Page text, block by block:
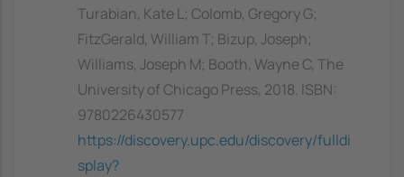
Turabian, Kate L; Colomb, Gregory G;
FitzGerald, William T; Bizup, Joseph;
Williams, Joseph M; Booth, Wayne C, The
University of Chicago Press, 2018. ISBN:
9780226430577
https://discovery.upc.edu/discovery/fulldi
splay?